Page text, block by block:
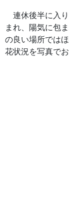
連休後半に入り
まれ、陽気に包
の良い場所では
花状況を写真で